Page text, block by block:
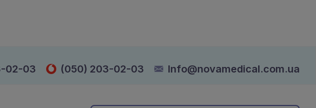
02-03 (050) 203-02-03 Info@novamedical.com.ua